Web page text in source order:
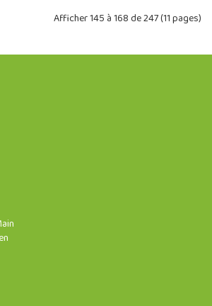
Afficher 145 à 168 de 247 (11 pages)